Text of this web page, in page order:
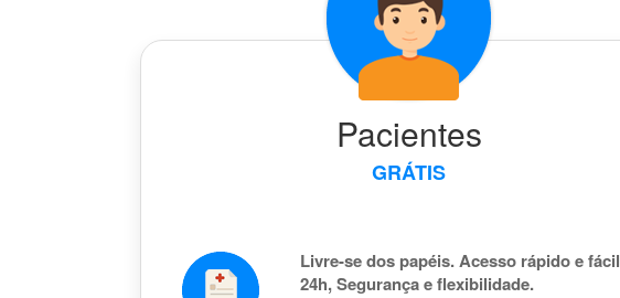
Pacientes
GRÁTIS
Livre-se dos papéis. Acesso rápido e fácil
24h, Segurança e flexibilidade.